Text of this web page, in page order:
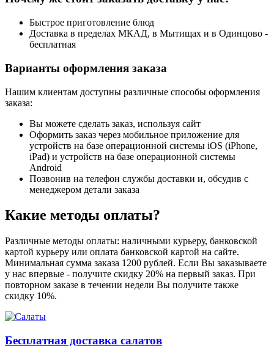
Быстрое приготовление блюд
Доставка в пределах МКАД, в Мытищах и в Одинцово -
бесплатная
Варианты оформления заказа
Нашим клиентам доступны различные способы оформления
заказа:
Вы можете сделать заказ, используя сайт
Оформить заказ через мобильное приложение для
устройств на базе операционной системы iOS (iPhone,
iPad) и устройств на базе операционной системы
Android
Позвонив на телефон службы доставки и, обсудив с
менеджером детали заказа
Какие методы оплаты?
Различные методы оплаты: наличными курьеру, банковской
картой курьеру или оплата банковской картой на сайте.
Минимальная сумма заказа 1200 рублей. Если Вы заказываете
у нас впервые - получите скидку 20% на первый заказ. При
повторном заказе в течении недели Вы получите также
скидку 10%.
Бесплатная доставка салатов